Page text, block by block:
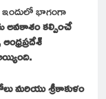
ఇందులో భాగంగా
అవకాశం కల్పించే
మరియు శ్రీకాకుళం